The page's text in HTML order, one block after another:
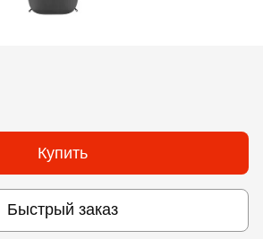
Купить
Быстрый заказ